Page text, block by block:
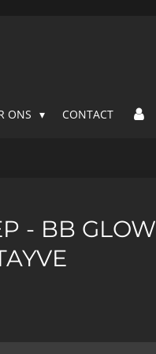
ONS CONTACT
- BB GLOW